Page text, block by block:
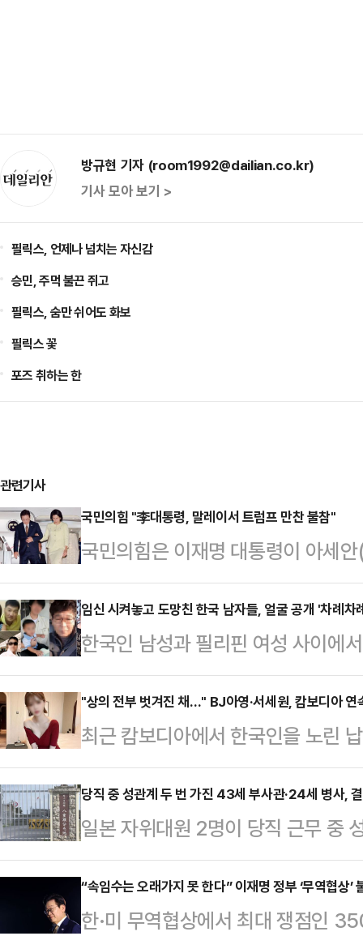
방규현 기자 (room1992@dailian.co.kr)
기사 모아 보기 >
필릭스, 언제나 넘치는 자신감
승민, 주먹 불끈 쥐고
필릭스, 숨만 쉬어도 화보
필릭스 꽃
포즈 취하는 한
관련기사
국민의힘 "李대통령, 말레이서 트럼프 만찬 불참"
국민의힘은 이재명 대통령이 아세
방문한 말레이시아에서 도널드 트
"국민들은 외교를 포기한 '외포자'
다.박수영 국민의힘 의원은 28일
일 말레이시아에서 열린 아세안 회
참함으로써 제대로 이야기조차 못
원은 "이 대통령이 트럼프 대통령
"지난 6월 16일…
임신 시켜놓고 도망친 한국 남자들, 얼굴 공개 '차례차
한국인 남성과 필리핀 여성 사이에
(Kopino)'와 그들의 아버지로 지목
민단체 '양육비를 해결하는 사람들
지난 25일 자신의 소셜미디어
개하며 이들의 소재 파악, 친자 확
고 밝혔다.그는 "2014년에 출생한
있다"면서 한 남성이 코피노 자녀
활동가는 지난…
"상의 전부 벗겨진 채…" BJ아영·서세원, 캄보디아 연
최근 캄보디아에서 한국인을 노린
년 전 고(故) BJ아영(본명 변아영)
변씨는 지난 2023년 6월2일 지인
도 프놈펜 인근 칸달주의 한 공사장
태로 발견됐다.캄보디아 현지 경찰
체포했다. 이들은 변씨가 자신들이
던 중 발작을 일으켜 사망했으며 이
당직 중 성관계 두 번 가진 43세 부사관·24세 병사,
일본 자위대원 2명이 당직 근무 중
받게 됐다.22일 오키나와타임즈
부사관 A(43·남)씨와 병사 B(24·
내렸다.제15고사특과연대 소속인
“속임수는 오래가지 못 한다” 이재명 정부 ‘무역협상’
한·미 무역협상에서 최대 쟁점인